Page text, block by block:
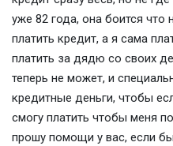
уже 82 года, она боится
платить кредит, а я сама
платить за дядю со своих
теперь не может, и
кредитные деньги, чтобы
смогу платить чтобы меня
прошу помощи у вас, если